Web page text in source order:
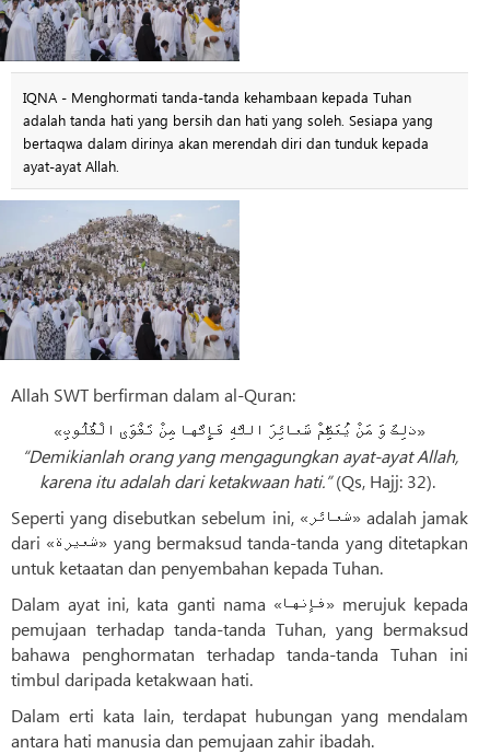
IQNA - Menghormati tanda-tanda kehambaan kepada Tuhan
adalah tanda hati yang bersih dan hati yang soleh. Sesiapa yang
bertaqwa dalam dirinya akan merendah diri dan tunduk kepada
ayat-ayat Allah.
Allah SWT berfirman dalam al-Quran:
«ذلِکَ وَ مَنْ یُعَظِّمْ شَعائِرَ اللَّهِ فَإِنَّها مِنْ تَقْوَى الْقُلُوبِ»
“Demikianlah orang yang mengagungkan ayat-ayat Allah,
karena itu adalah dari ketakwaan hati.”(Qs, Hajj: 32).
Seperti yang disebutkan sebelum ini, «شعائر» adalah jamak
dari «شعیرة» yang bermaksud tanda-tanda yang ditetapkan
untuk ketaatan dan penyembahan kepada Tuhan.
Dalam ayat ini, kata ganti nama «فإنها» merujuk kepada
pemujaan terhadap tanda-tanda Tuhan, yang bermaksud
bahawa penghormatan terhadap tanda-tanda Tuhan ini
timbul daripada ketakwaan hati.
Dalam erti kata lain, terdapat hubungan yang mendalam
antara hati manusia dan pemujaan zahir ibadah.